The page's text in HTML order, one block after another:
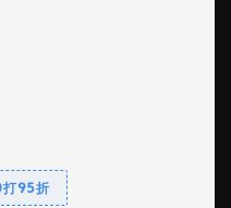
打95折